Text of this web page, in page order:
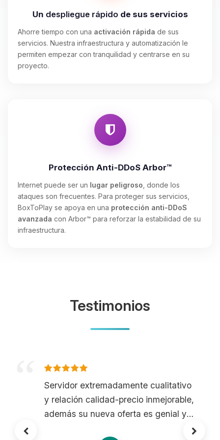
Un despliegue rápido de sus servicios
Ahorre tiempo con una activación rápida de sus
servicios. Nuestra infraestructura y automatización le
permiten empezar con tranquilidad y centrarse en su
proyecto.
Protección Anti-DDoS Arbor™
Internet puede ser un lugar peligroso , donde los
ataques son frecuentes. Para proteger sus servicios,
BoxToPlay se apoya en una protección anti-DDoS
avanzada con Arbor™ para reforzar la estabilidad de su
infraestructura.
Testimonios
Servidor extremadamente cualitativo
y relación calidad-precio inmejorable,
además su nueva oferta es genial y